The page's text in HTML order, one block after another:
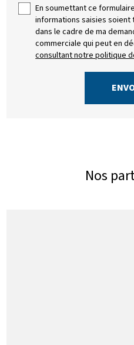
En soumettant ce
informations saisies soient
dans le cadre de ma
commerciale qui peut en
consultant notre politique
Nos